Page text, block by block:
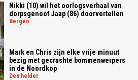
Nikki (10) wil het oorlogsverhaal van
dorpsgenoot Jaap (86) doorvertellen
bergen
Mark en Chris zijn elke vrije minuut
bezig met gecrashte bommenwerpers
in de Noordkop
den helder